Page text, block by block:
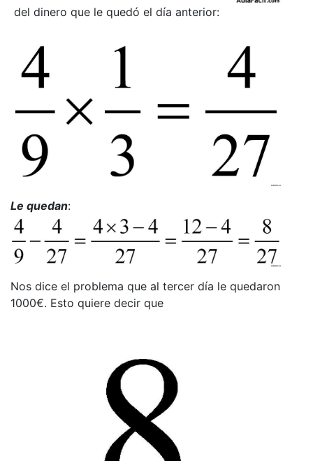
del dinero que le quedó el día anterior:
Le quedan:
Nos dice el problema que al tercer día le quedaron
1000€. Esto quiere decir que